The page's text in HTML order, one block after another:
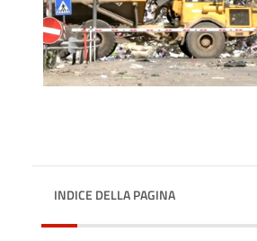
INDICE DELLA PAGINA